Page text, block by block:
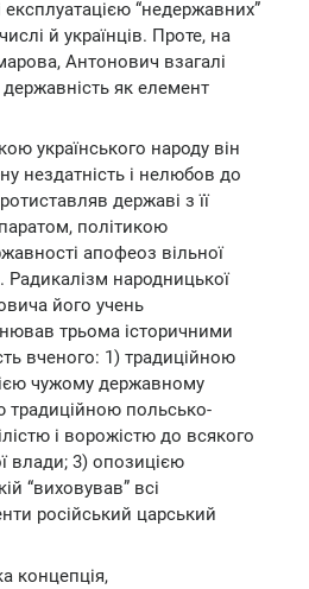
експлуатацією “недержавних”
й українців. Проте, на
Антонович взагалі
як елемент
українського народу він
нездатність і нелюбов до
державі з її
політикою
апофеоз вільної
Радикалізм народницької
його учень
трьома історичними
вченого: 1) традиційною
чужому державному
польсько-
і ворожістю до всякого
влади; 3) опозицією
“виховував” всі
російський царський
концепція,